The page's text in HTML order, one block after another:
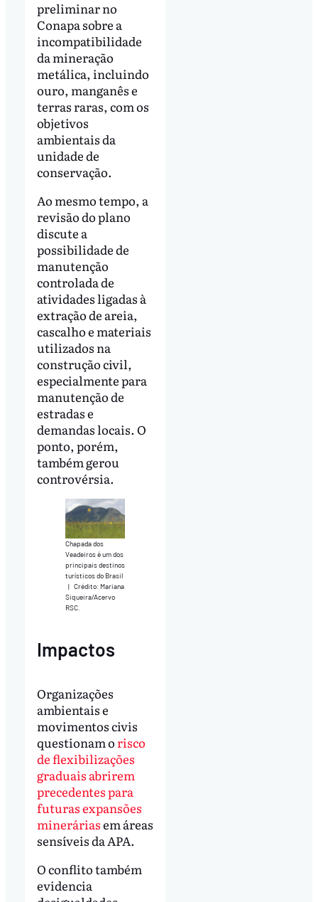
preliminar no
Conapa sobre a
incompatibilidade
da mineração
metálica, incluindo
ouro, manganês e
terras raras, com os
objetivos
ambientais da
unidade de
conservação.
Ao mesmo tempo, a
revisão do plano
discute a
possibilidade de
manutenção
controlada de
atividades ligadas à
extração de areia,
cascalho e materiais
utilizados na
construção civil,
especialmente para
manutenção de
estradas e
demandas locais. O
ponto, porém,
também gerou
controvérsia.
Chapada dos
Veadeiros é um dos
principais destinos
turísticos do Brasil
| Crédito: Mariana
Siqueira/Acervo
RSC.
Impactos
Organizações
ambientais e
movimentos civis
questionam o risco
de flexibilizações
graduais abrirem
precedentes para
futuras expansões
mineráriasem áreas
sensíveis da APA.
O conflito também
evidencia